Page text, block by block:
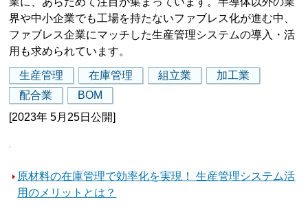
界や中小企業でも工場を持たないファブレス化が進む中、
ファブレス企業にマッチした生産管理システムの導入・活
用も求められています。
生産管理 在庫管理 組立業
加工業
配合業
BOM
[2023年 5月25日公開]
原材料の在庫管理で効率化を実現！ 生産管理システム活
用のメリットとは？